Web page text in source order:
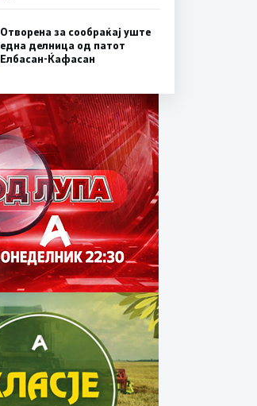
Отворена за сообраќај уште
една делница од патот
Елбасан-Ќафасан